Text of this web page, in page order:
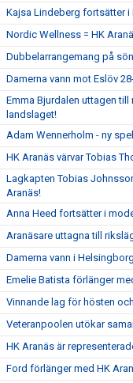
Kajsa Lindeberg fortsätter i
Nordic Wellness = HK
Dubbelarrangemang på
Damerna vann mot Eslöv
Emma Bjurdalen uttagen
landslaget!
Adam Wennerholm - ny
HK Aranäs värvar Tobias
Lagkapten Tobias
Aranäs!
Anna Heed fortsätter i
Aranäsare uttagna till
Damerna vann i
Emelie Batista förlänger
Vinnande lag för hösten
Veteranpoolen utökar
HK Aranäs är
Ford förlänger med HK